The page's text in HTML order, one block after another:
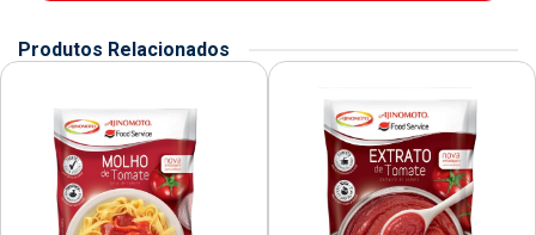
Produtos Relacionados